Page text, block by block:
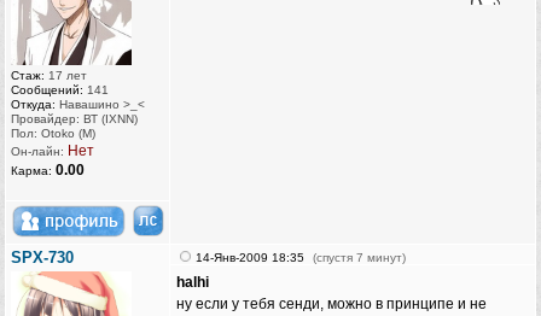
Стаж: 17 лет
Сообщений: 141
Откуда: Навашино >_<
Провайдер: ВТ (IXNN)
Пол: Otoko (M)
Он-лайн: Нет
Карма: 0.00
SPX-730 14-Янв-2009 18:35 (спустя 7 минут)
halhi
ну если у тебя сенди, можно в принципе и не